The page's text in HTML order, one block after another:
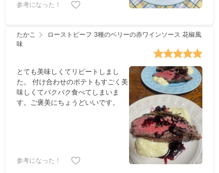
いので，調理用温度計で測った場合
してもらえると嬉しいです。今回は
やや火が入りすぎた気がしますが，
まくいった）。 ・2回ともソースが
余ったので，今回は冷凍してみまし
た。冷凍で味があまり落ちなけれ
ば，3回目を作る時は肉とマッシュ
になりますね。繰り返し確認できる
参考になった！
たかこ
ローストビーフ 3種のベリーの赤ワインソース 花椒風
味
とても美味しくてリピートしまし
た。 付け合わせのポテトもすごく美
味しくてバクバク食べてしまいま
す。ご褒美にちょうどいいです。
参考になった！